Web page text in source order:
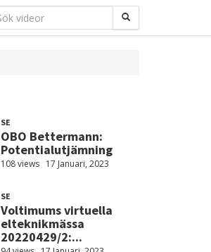
SE
OBO Bettermann:
Potentialutjämning
108 views 17 Januari, 2023
SE
Voltimums virtuella
elteknikmässa
20220429/2:...